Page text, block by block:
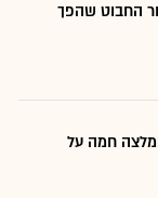
החבוט שהפך
חמה על